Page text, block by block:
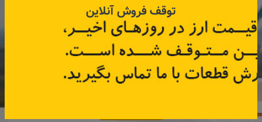
همین حالا ۱۵ هزار تومان کد‌تخفیف خرید
آنلاین
دریافت کنید.
توقف فروش آنلاین